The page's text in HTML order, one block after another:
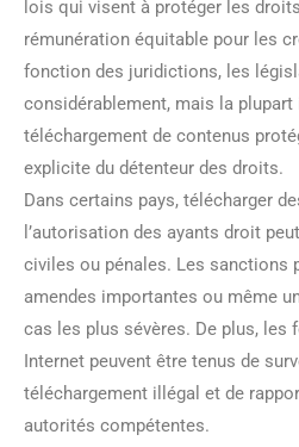
lois qui visent à protéger les
rémunération équitable pour les
fonction des juridictions, les
considérablement, mais la
téléchargement de contenus
explicite du détenteur des droits.
Dans certains pays, télécharger
l’autorisation des ayants droit
civiles ou pénales. Les sanctions
amendes importantes ou même
cas les plus sévères. De plus, les
Internet peuvent être tenus de
téléchargement illégal et de
autorités compétentes.